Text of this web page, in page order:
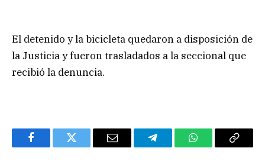
El detenido y la bicicleta quedaron a disposición de
la Justicia y fueron trasladados a la seccional que
recibió la denuncia.
FacebookTwitter Email TelegramWhatsAppCopy